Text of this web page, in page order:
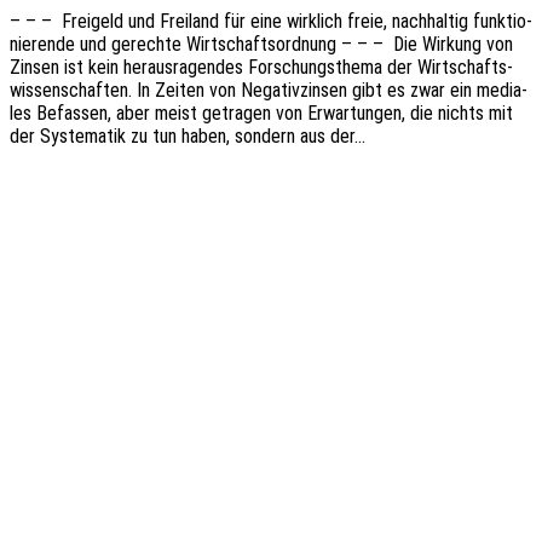
– – – Frei­geld und Frei­land für eine wirk­lich freie, nach­hal­tig funk­tio­
nie­ren­de und gerech­te Wirt­schafts­ord­nung – – – Die Wirkung von
Zinsen ist kein heraus­ra­gen­des Forschungs­the­ma der Wirt­schafts­
wis­sen­schaf­ten. In Zeiten von Nega­tiv­zin­sen gibt es zwar ein media­
les Befas­sen, aber meist getra­gen von Erwar­tun­gen, die nichts mit
der Syste­ma­tik zu tun haben, sondern aus der…